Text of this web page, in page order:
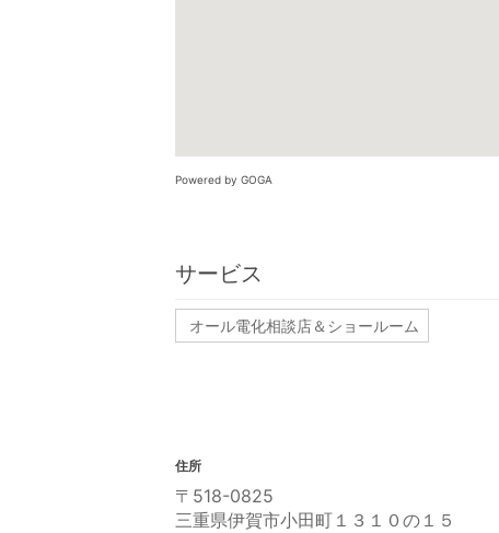
Powered by GOGA
サービス
オール電化相談店＆ショールーム
住所
〒518-0825
三重県伊賀市小田町１３１０の１５